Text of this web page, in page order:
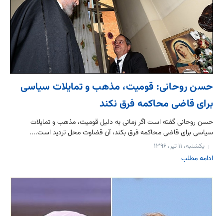
حسن روحانی: قومیت، مذهب و تمایلات سیاسی
برای قاضی محاکمه فرق نکند
حسن روحانی گفته است اگر زمانی به دلیل قومیت، مذهب و تمایلات
سیاسی برای قاضی محاکمه فرق بکند، آن قضاوت محل تردید است....
یکشنبه، ۱۱ تیر، ۱۳۹۶
ادامه مطلب